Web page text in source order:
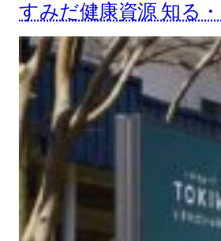
すみだ健康資源 知る